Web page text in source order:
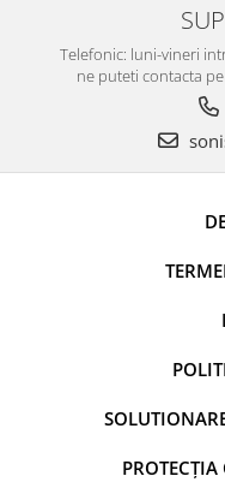
Telefonic: luni-vineri
ne puteti contacta